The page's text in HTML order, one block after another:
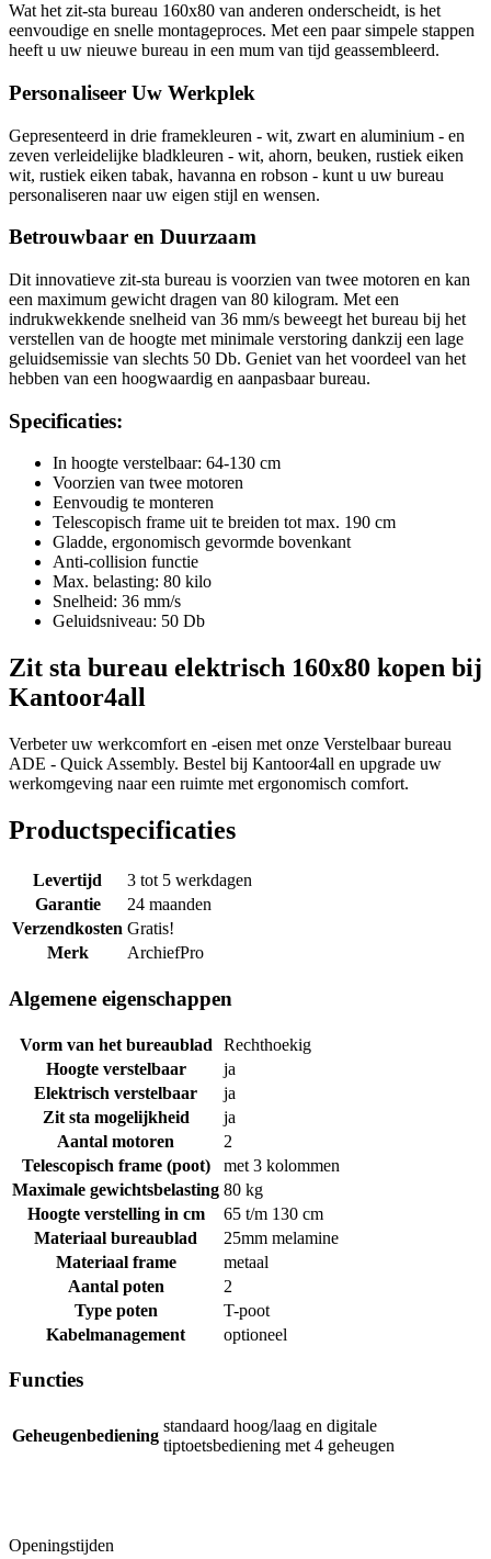
Wat het zit-sta bureau 160x80 van anderen onderscheidt, is het
eenvoudige en snelle montageproces. Met een paar simpele stappen
heeft u uw nieuwe bureau in een mum van tijd geassembleerd.
Personaliseer Uw Werkplek
Gepresenteerd in drie framekleuren - wit, zwart en aluminium - en
zeven verleidelijke bladkleuren - wit, ahorn, beuken, rustiek eiken
wit, rustiek eiken tabak, havanna en robson - kunt u uw bureau
personaliseren naar uw eigen stijl en wensen.
Betrouwbaar en Duurzaam
Dit innovatieve zit-sta bureau is voorzien van twee motoren en kan
een maximum gewicht dragen van 80 kilogram. Met een
indrukwekkende snelheid van 36 mm/s beweegt het bureau bij het
verstellen van de hoogte met minimale verstoring dankzij een lage
geluidsemissie van slechts 50 Db. Geniet van het voordeel van het
hebben van een hoogwaardig en aanpasbaar bureau.
Specificaties:
In hoogte verstelbaar: 64-130 cm
Voorzien van twee motoren
Eenvoudig te monteren
Telescopisch frame uit te breiden tot max. 190 cm
Gladde, ergonomisch gevormde bovenkant
Anti-collision functie
Max. belasting: 80 kilo
Snelheid: 36 mm/s
Geluidsniveau: 50 Db
Zit sta bureau elektrisch 160x80 kopen bij
Kantoor4all
Verbeter uw werkcomfort en -eisen met onze Verstelbaar bureau
ADE - Quick Assembly. Bestel bij Kantoor4all en upgrade uw
werkomgeving naar een ruimte met ergonomisch comfort.
Productspecificaties
Levertijd
3 tot 5 werkdagen
Garantie
24 maanden
Verzendkosten Gratis!
Merk
ArchiefPro
Algemene eigenschappen
Vorm van het bureaublad
Rechthoekig
Hoogte verstelbaar
ja
Elektrisch verstelbaar
ja
Zit sta mogelijkheid
ja
Aantal motoren
2
Telescopisch frame (poot)
met 3 kolommen
Maximale gewichtsbelasting 80 kg
Hoogte verstelling in cm
65 t/m 130 cm
Materiaal bureaublad
25mm melamine
Materiaal frame
metaal
Aantal poten
2
Type poten
T-poot
Kabelmanagement
optioneel
Functies
Geheugenbediening
standaard hoog/laag en digitale
tiptoetsbediening met 4 geheugen
Openingstijden